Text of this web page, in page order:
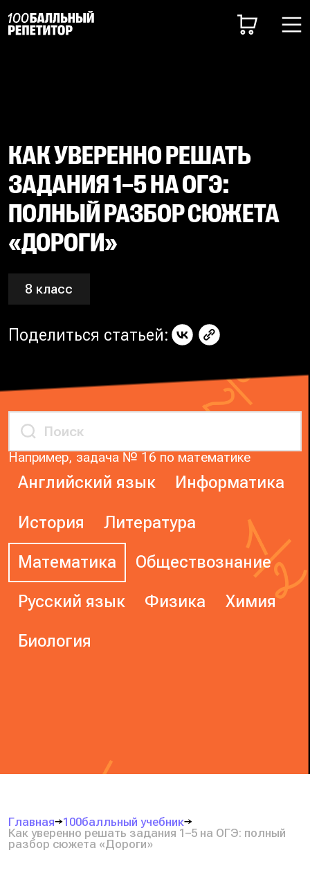
КАК УВЕРЕННО РЕШАТЬ
ЗАДАНИЯ 1–5 НА ОГЭ:
ПОЛНЫЙ РАЗБОР СЮЖЕТА
«ДОРОГИ»
8 класс
Поделиться статьей:
Например, задача № 16 по математике
Английский язык Информатика
История Литература
Математика Обществознание
Русский язык Физика Химия
Биология
Главная
100балльный учебник
Как уверенно решать задания 1–5 на ОГЭ: полный
разбор сюжета «Дороги»